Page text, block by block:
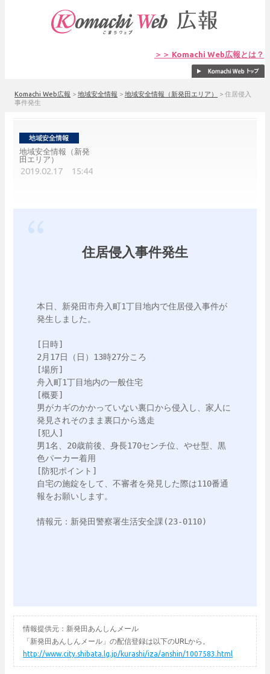
＞＞ Komachi Web広報とは？
Komachi Web広報 > 地域安全情報 > 地域安全情報（新発田エリア） > 住居侵入
事件発生
地域安全情報（新発
田エリア）
2019.02.17 15:44
住居侵入事件発生
本日、新発田市舟入町1丁目地内で住居侵入事件が
発生しました。
[日時]
2月17日（日）13時27分ころ
[場所]
舟入町1丁目地内の一般住宅
[概要]
男がカギのかかっていない裏口から侵入し、家人に
発見されそのまま裏口から逃走
[犯人]
男1名、20歳前後、身長170センチ位、やせ型、黒
色パーカー着用
[防犯ポイント]
自宅の施錠をして、不審者を発見した際は110番通
報をお願いします。
情報元：新発田警察署生活安全課(23-0110)
情報提供元：新発田あんしんメール
「新発田あんしんメール」の配信登録は以下のURLから。
http://www.city.shibata.lg.jp/kurashi/iza/anshin/1007583.html